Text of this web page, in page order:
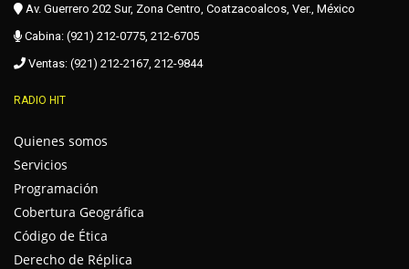
Av. Guerrero 202 Sur, Zona Centro, Coatzacoalcos, Ver., México
Cabina: (921) 212-0775, 212-6705
Ventas: (921) 212-2167, 212-9844
RADIO HIT
Quienes somos
Servicios
Programación
Cobertura Geográfica
Código de Ética
Derecho de Réplica